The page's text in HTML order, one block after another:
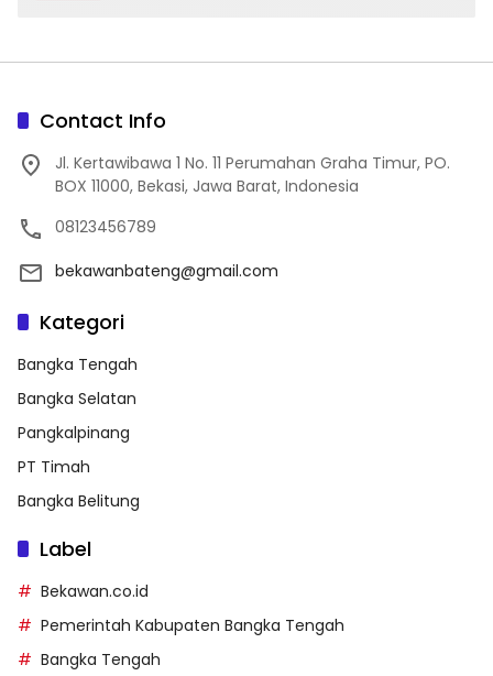
Contact Info
Jl. Kertawibawa 1 No. 11 Perumahan Graha Timur, PO.
BOX 11000, Bekasi, Jawa Barat, Indonesia
08123456789
bekawanbateng@gmail.com
Kategori
Bangka Tengah
Bangka Selatan
Pangkalpinang
PT Timah
Bangka Belitung
Label
Bekawan.co.id
Pemerintah Kabupaten Bangka Tengah
Bangka Tengah